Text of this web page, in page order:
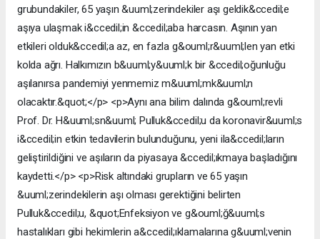
grubundakiler, 65 yaşın &uuml;zerindekiler aşı geldik&ccedil;e
aşıya ulaşmak i&ccedil;in &ccedil;aba harcasın. Aşının yan
etkileri olduk&ccedil;a az, en fazla g&ouml;r&uuml;len yan etki
kolda ağrı. Halkımızın b&uuml;y&uuml;k bir &ccedil;oğunluğu
aşılanırsa pandemiyi yenmemiz m&uuml;mk&uuml;n
olacaktır.&quot;</p> <p>Aynı ana bilim dalında g&ouml;revli
Prof. Dr. H&uuml;sn&uuml; Pulluk&ccedil;u da koronavir&uuml;s
i&ccedil;in etkin tedavilerin bulunduğunu, yeni ila&ccedil;ların
geliştirildiğini ve aşıların da piyasaya &ccedil;ıkmaya başladığını
kaydetti.</p> <p>Risk altındaki grupların ve 65 yaşın
&uuml;zerindekilerin aşı olması gerektiğini belirten
Pulluk&ccedil;u, &quot;Enfeksiyon ve g&ouml;ğ&uuml;s
hastalıkları gibi hekimlerin a&ccedil;ıklamalarına g&uuml;venin